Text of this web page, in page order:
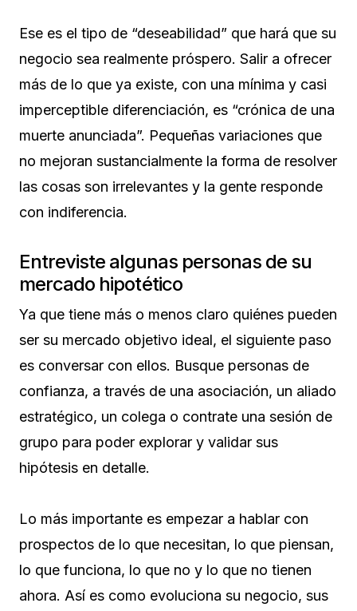
Ese es el tipo de “deseabilidad” que hará que su
negocio sea realmente próspero. Salir a ofrecer
más de lo que ya existe, con una mínima y casi
imperceptible diferenciación, es “crónica de una
muerte anunciada”. Pequeñas variaciones que
no mejoran sustancialmente la forma de resolver
las cosas son irrelevantes y la gente responde
con indiferencia.
Entreviste algunas personas de su
mercado hipotético
Ya que tiene más o menos claro quiénes pueden
ser su mercado objetivo ideal, el siguiente paso
es conversar con ellos. Busque personas de
confianza, a través de una asociación, un aliado
estratégico, un colega o contrate una sesión de
grupo para poder explorar y validar sus
hipótesis en detalle.
Lo más importante es empezar a hablar con
prospectos de lo que necesitan, lo que piensan,
lo que funciona, lo que no y lo que no tienen
ahora. Así es como evoluciona su negocio, sus